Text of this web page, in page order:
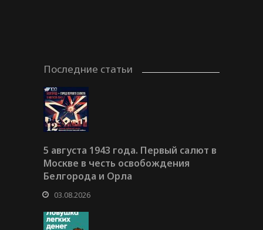
Последние статьи
5 августа 1943 года. Первый салют в
Москве в честь освобождения
Белгорода и Орла
03.08.2026